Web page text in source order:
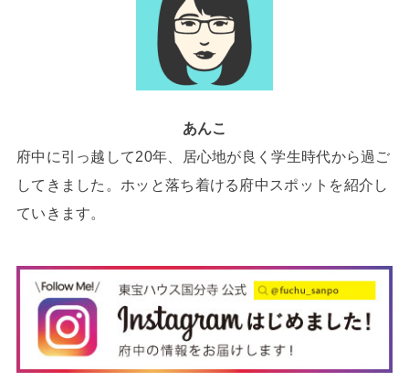
あんこ
府中に引っ越して20年、居心地が良く学生時代から過ご
してきました。ホッと落ち着ける府中スポットを紹介し
ていきます。